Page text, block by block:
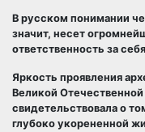
В русском понимании
значит, несет
ответственность за
Яркость проявления
Великой
свидетельствовала о
глубоко укорененной